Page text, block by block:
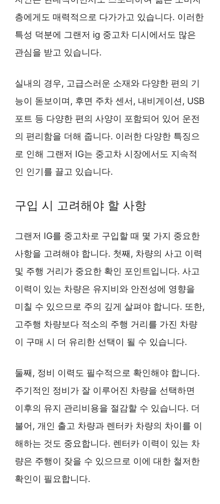
층에게도 매력적으로 다가가고 있습니다. 이러한
특성 덕분에 그랜저 ig 중고차 디시에서도 많은
관심을 받고 있습니다.
실내의 경우, 고급스러운 소재와 다양한 편의 기
능이 돋보이며, 후면 주차 센서, 내비게이션, USB
포트 등 다양한 편의 사양이 포함되어 있어 운전
의 편리함을 더해 줍니다. 이러한 다양한 특징으
로 인해 그랜저 IG는 중고차 시장에서도 지속적
인 인기를 끌고 있습니다.
구입 시 고려해야 할 사항
그랜저 IG를 중고차로 구입할 때 몇 가지 중요한
사항을 고려해야 합니다. 첫째, 차량의 사고 이력
및 주행 거리가 중요한 확인 포인트입니다. 사고
이력이 있는 차량은 유지비와 안전성에 영향을
미칠 수 있으므로 주의 깊게 살펴야 합니다. 또한,
고주행 차량보다 적소의 주행 거리를 가진 차량
이 구매 시 더 유리한 선택이 될 수 있습니다.
둘째, 정비 이력도 필수적으로 확인해야 합니다.
주기적인 정비가 잘 이루어진 차량을 선택하면
이후의 유지 관리비용을 절감할 수 있습니다. 더
불어, 개인 출고 차량과 렌터카 차량의 차이를 이
해하는 것도 중요합니다. 렌터카 이력이 있는 차
량은 주행이 잦을 수 있으므로 이에 대한 철저한
확인이 필요합니다.